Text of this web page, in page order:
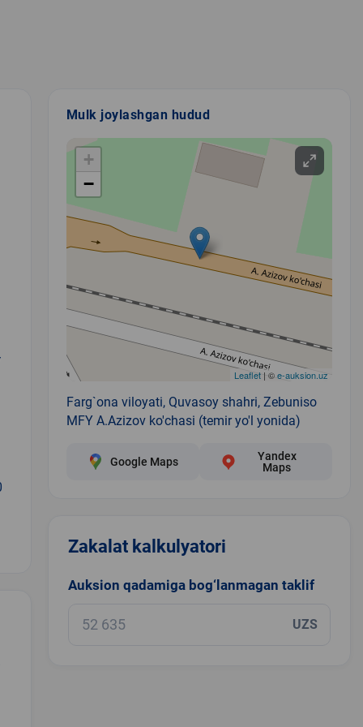
Mulk joylashgan hudud
+
−
Leaflet| ©e-auksion.uz
Farg`ona viloyati, Quvasoy shahri, Zebuniso
MFY A.Azizov ko'chasi (temir yo'l yonida)
Google Maps
Yandex
Maps
Zakalat kalkulyatori
Auksion qadamiga bog‘lanmagan taklif
UZS